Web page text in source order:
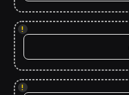
!
!